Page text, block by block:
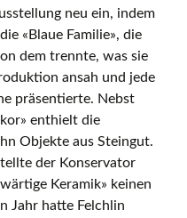
neu ein, indem
«Blaue Familie», die
dem trennte, was sie
ansah und jede
präsentierte. Nebst
enthielt die
Objekte aus Steingut.
der Konservator
Keramik» keinen
Jahr hatte Felchlin